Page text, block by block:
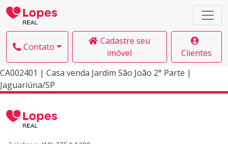
Contato
Cadastre seu
imóvel
Clientes
CA002401 | Casa venda Jardim São João 2° Parte |
Jaguariúna/SP